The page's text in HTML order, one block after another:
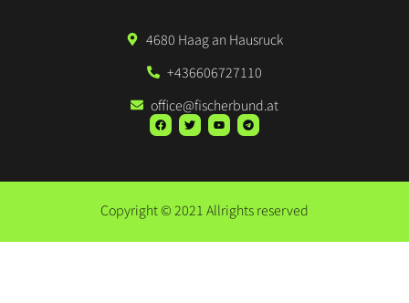
4680 Haag an Hausruck
+436606727110
office@fischerbund.at
Copyright © 2021 Allrights reserved